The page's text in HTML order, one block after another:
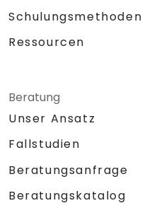
Schulungsmethoden
Ressourcen
Beratung
Unser Ansatz
Fallstudien
Beratungsanfrage
Beratungskatalog